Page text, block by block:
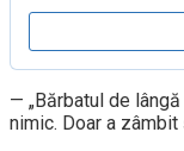
— „Bărbatul de
nimic. Doar a